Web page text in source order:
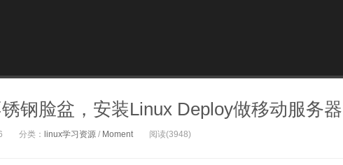
钢脸盆，安装Linux Deploy做移动服务器
分类： linux学习资源/ Moment 阅读(3948)